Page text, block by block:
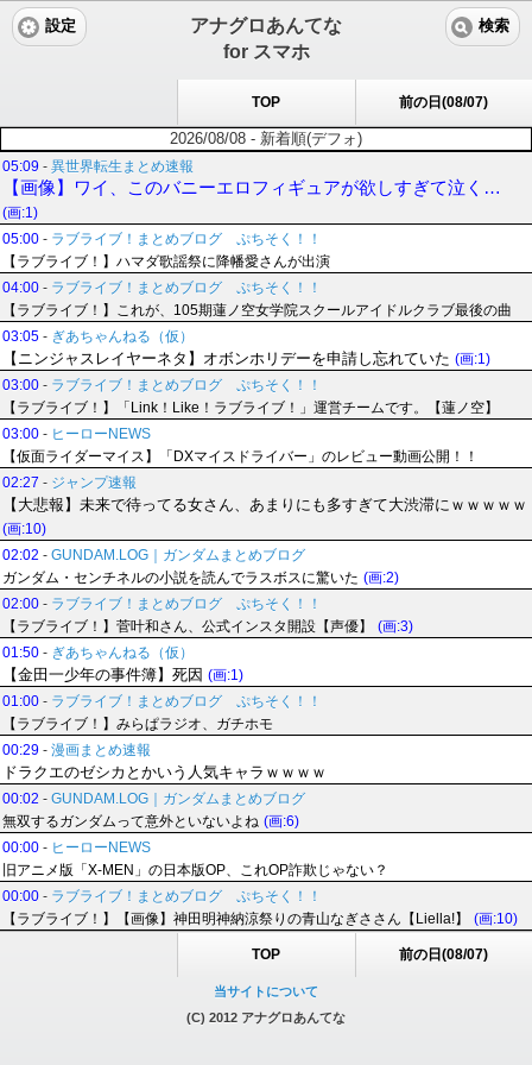
アナグロあんてな
for スマホ
設定 検索
TOP 前の日(08/07)
2026/08/08 - 新着順(デフォ)
05:09 - 異世界転生まとめ速報
【画像】ワイ、このバニーエロフィギュアが欲しすぎて泣く…
(画:1)
05:00 - ラブライブ！まとめブログ ぷちそく！！
【ラブライブ！】ハマダ歌謡祭に降幡愛さんが出演
04:00 - ラブライブ！まとめブログ ぷちそく！！
【ラブライブ！】これが、105期蓮ノ空女学院スクールアイドルクラブ最後の曲
03:05 - ぎあちゃんねる（仮）
【ニンジャスレイヤーネタ】オボンホリデーを申請し忘れていた (画:1)
03:00 - ラブライブ！まとめブログ ぷちそく！！
【ラブライブ！】「Link！Like！ラブライブ！」運営チームです。【蓮ノ空】
03:00 - ヒーローNEWS
【仮面ライダーマイス】「DXマイスドライバー」のレビュー動画公開！！
02:27 - ジャンプ速報
【大悲報】未来で待ってる女さん、あまりにも多すぎて大渋滞にｗｗｗｗｗ
(画:10)
02:02 - GUNDAM.LOG｜ガンダムまとめブログ
ガンダム・センチネルの小説を読んでラスボスに驚いた (画:2)
02:00 - ラブライブ！まとめブログ ぷちそく！！
【ラブライブ！】菅叶和さん、公式インスタ開設【声優】
(画:3)
01:50 - ぎあちゃんねる（仮）
【金田一少年の事件簿】死因 (画:1)
01:00 - ラブライブ！まとめブログ ぷちそく！！
【ラブライブ！】みらぱラジオ、ガチホモ
00:29 - 漫画まとめ速報
ドラクエのゼシカとかいう人気キャラｗｗｗｗ
00:02 - GUNDAM.LOG｜ガンダムまとめブログ
無双するガンダムって意外といないよね (画:6)
00:00 - ヒーローNEWS
旧アニメ版「X-MEN」の日本版OP、これOP詐欺じゃない？
00:00 - ラブライブ！まとめブログ ぷちそく！！
【ラブライブ！】【画像】神田明神納涼祭りの青山なぎささん【Liella!】
(画:10)
TOP 前の日(08/07)
当サイトについて
(C) 2012 アナグロあんてな